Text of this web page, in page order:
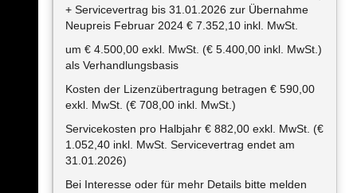
+ Servicevertrag bis 31.01.2026 zur Übernahme
Neupreis Februar 2024 € 7.352,10 inkl. MwSt.
um € 4.500,00 exkl. MwSt. (€ 5.400,00 inkl. MwSt.)
als Verhandlungsbasis
Kosten der Lizenzübertragung betragen € 590,00
exkl. MwSt. (€ 708,00 inkl. MwSt.)
Servicekosten pro Halbjahr € 882,00 exkl. MwSt. (€
1.052,40 inkl. MwSt. Servicevertrag endet am
31.01.2026)
Bei Interesse oder für mehr Details bitte melden